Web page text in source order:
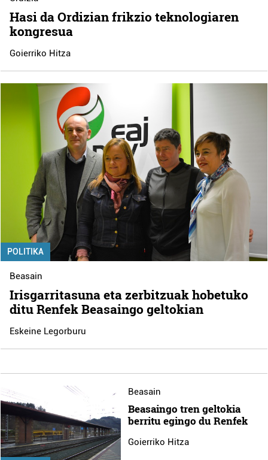
Hasi da Ordizian frikzio teknologiaren
kongresua
Goierriko Hitza
POLITIKA
Beasain
Irisgarritasuna eta zerbitzuak hobetuko
ditu Renfek Beasaingo geltokian
Eskeine Legorburu
Beasain
Beasaingo tren geltokia
berritu egingo du Renfek
Goierriko Hitza